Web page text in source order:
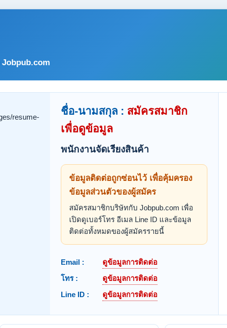
Jobpub.com
ชื่อ-นามสกุล : สมัครสมาชิก
เพื่อดูข้อมูล
พนักงานจัดเรียงสินค้า
ข้อมูลติดต่อถูกซ่อนไว้ เพื่อคุ้มครอง
ข้อมูลส่วนตัวของผู้สมัคร
สมัครสมาชิกบริษัทกับ Jobpub.com เพื่อ
เปิดดูเบอร์โทร อีเมล Line ID และข้อมูล
ติดต่อทั้งหมดของผู้สมัครรายนี้
Email :
ดูข้อมูลการติดต่อ
โทร :
ดูข้อมูลการติดต่อ
Line ID :
ดูข้อมูลการติดต่อ